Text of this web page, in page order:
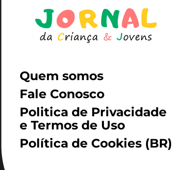
Quem somos
Fale Conosco
Politica de Privacidade
e Termos de Uso
Política de Cookies (BR)